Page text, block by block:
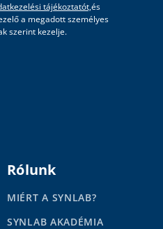
tájékoztatót,és
a megadott személyes
szerint kezelje.
Rólunk
MIÉRT A SYNLAB?
SYNLAB AKADÉMIA